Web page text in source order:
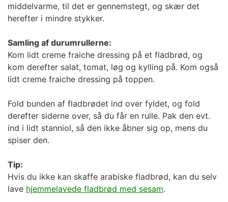
middelvarme, til det er gennemstegt, og skær det
herefter i mindre stykker.
Samling af durumrullerne:
Kom lidt creme fraiche dressing på et fladbrød, og
kom derefter salat, tomat, løg og kylling på. Kom også
lidt creme fraiche dressing på toppen.
Fold bunden af fladbrødet ind over fyldet, og fold
derefter siderne over, så du får en rulle. Pak den evt.
ind i lidt stanniol, så den ikke åbner sig op, mens du
spiser den.
Tip:
Hvis du ikke kan skaffe arabiske fladbrød, kan du selv
lave hjemmelavede fladbrød med sesam.